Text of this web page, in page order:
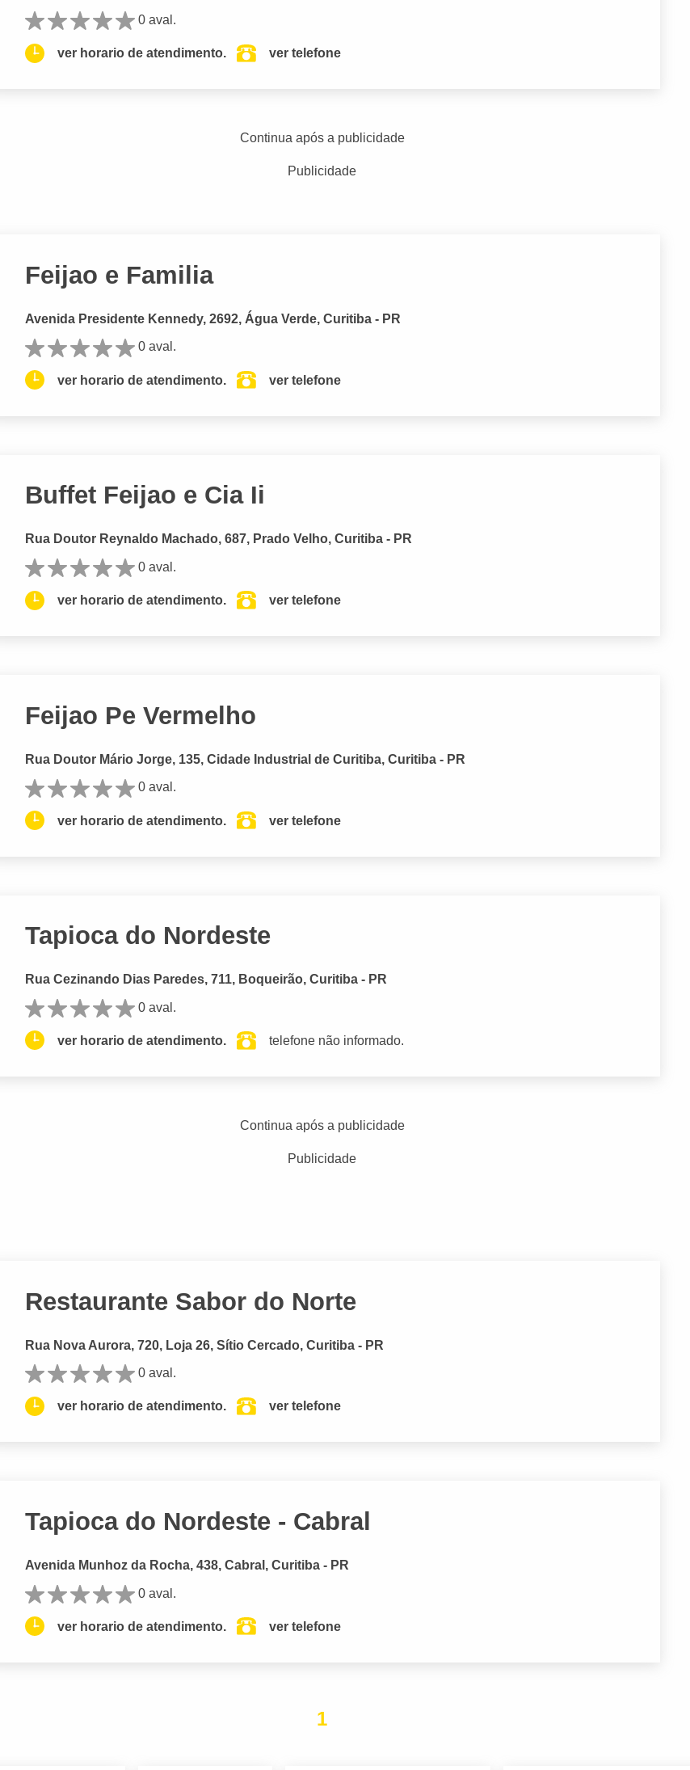
0 aval.
ver horario de atendimento. ver telefone
Continua após a publicidade
Publicidade
Feijao e Familia
Avenida Presidente Kennedy, 2692, Água Verde, Curitiba - PR
0 aval.
ver horario de atendimento. ver telefone
Buffet Feijao e Cia Ii
Rua Doutor Reynaldo Machado, 687, Prado Velho, Curitiba - PR
0 aval.
ver horario de atendimento. ver telefone
Feijao Pe Vermelho
Rua Doutor Mário Jorge, 135, Cidade Industrial de Curitiba, Curitiba - PR
0 aval.
ver horario de atendimento. ver telefone
Tapioca do Nordeste
Rua Cezinando Dias Paredes, 711, Boqueirão, Curitiba - PR
0 aval.
ver horario de atendimento. telefone não informado.
Continua após a publicidade
Publicidade
Restaurante Sabor do Norte
Rua Nova Aurora, 720, Loja 26, Sítio Cercado, Curitiba - PR
0 aval.
ver horario de atendimento. ver telefone
Tapioca do Nordeste - Cabral
Avenida Munhoz da Rocha, 438, Cabral, Curitiba - PR
0 aval.
ver horario de atendimento. ver telefone
1